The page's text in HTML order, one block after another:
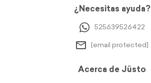
¿Necesitas ayuda?
525639526422
[email protected]
Acerca de Jüsto